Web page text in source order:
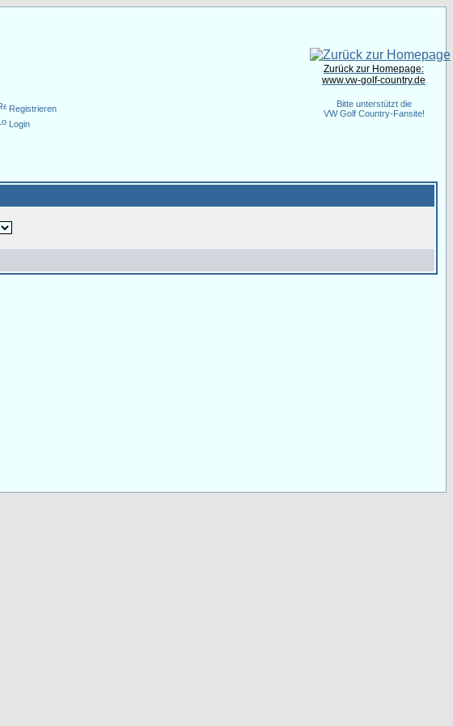
Registrieren
Login
Zurück zur Homepage:
www.vw-golf-country.de
Bitte unterstützt die
VW Golf Country-Fansite!